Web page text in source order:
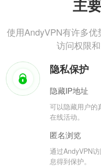
主
使用AndyVPN有许多优
访问权限
隐私保护
隐藏IP地址
可以隐藏用户的
在线活动。
匿名浏览
通过AndyVPN
息得到保护。